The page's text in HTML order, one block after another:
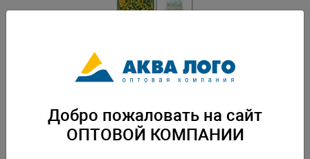
Грунт природный натуральный , окрашенный. Нейтральный. Безопасен
для водных и наземных живых организмов. Готов к применению. Вес:
Скачать каталогДобро пожаловать на сайт
ОПТОВОЙ КОМПАНИИ